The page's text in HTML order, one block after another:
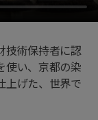
技術保持者に認
使い、京都の染
上げた、世界で